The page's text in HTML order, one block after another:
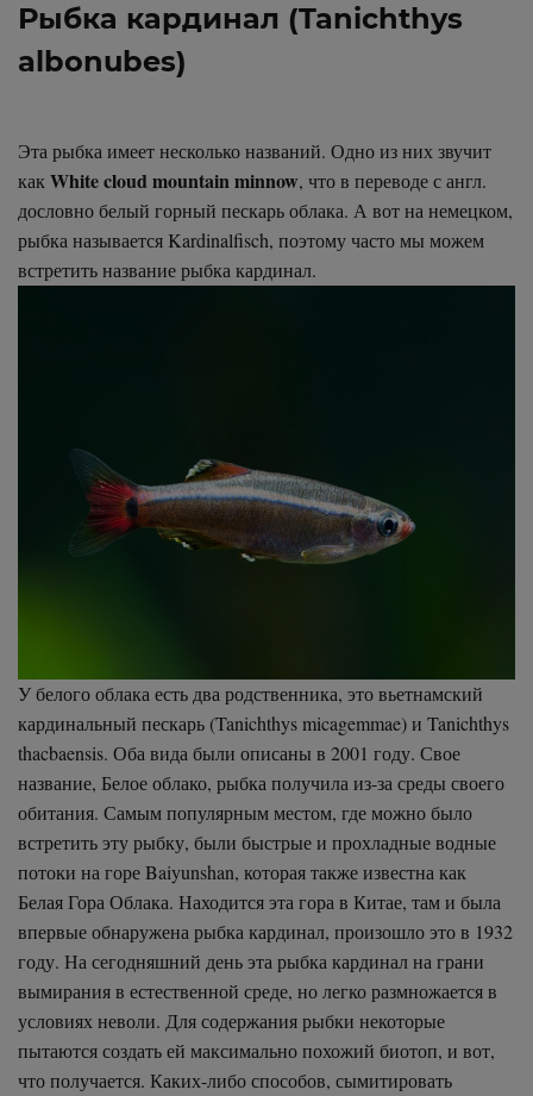
Рыбка кардинал (Tanichthys
albonubes)
Эта рыбка имеет несколько названий. Одно из них звучит
какWhite cloud mountain minnow, что в переводе с англ.
дословно белый горный пескарь облака. А вот на немецком,
рыбка называется Kardinalfisch, поэтому часто мы можем
встретить название рыбка кардинал.
У белого облака есть два родственника, это вьетнамский
кардинальный пескарь (Tanichthys micagemmae) и Tanichthys
thacbaensis. Оба вида были описаны в 2001 году. Свое
название, Белое облако, рыбка получила из-за среды своего
обитания. Самым популярным местом, где можно было
встретить эту рыбку, были быстрые и прохладные водные
потоки на горе Baiyunshan, которая также известна как
Белая Гора Облака. Находится эта гора в Китае, там и была
впервые обнаружена рыбка кардинал, произошло это в 1932
году. На сегодняшний день эта рыбка кардинал на грани
вымирания в естественной среде, но легко размножается в
условиях неволи. Для содержания рыбки некоторые
пытаются создать ей максимально похожий биотоп, и вот,
что получается. Каких-либо способов, сымитировать